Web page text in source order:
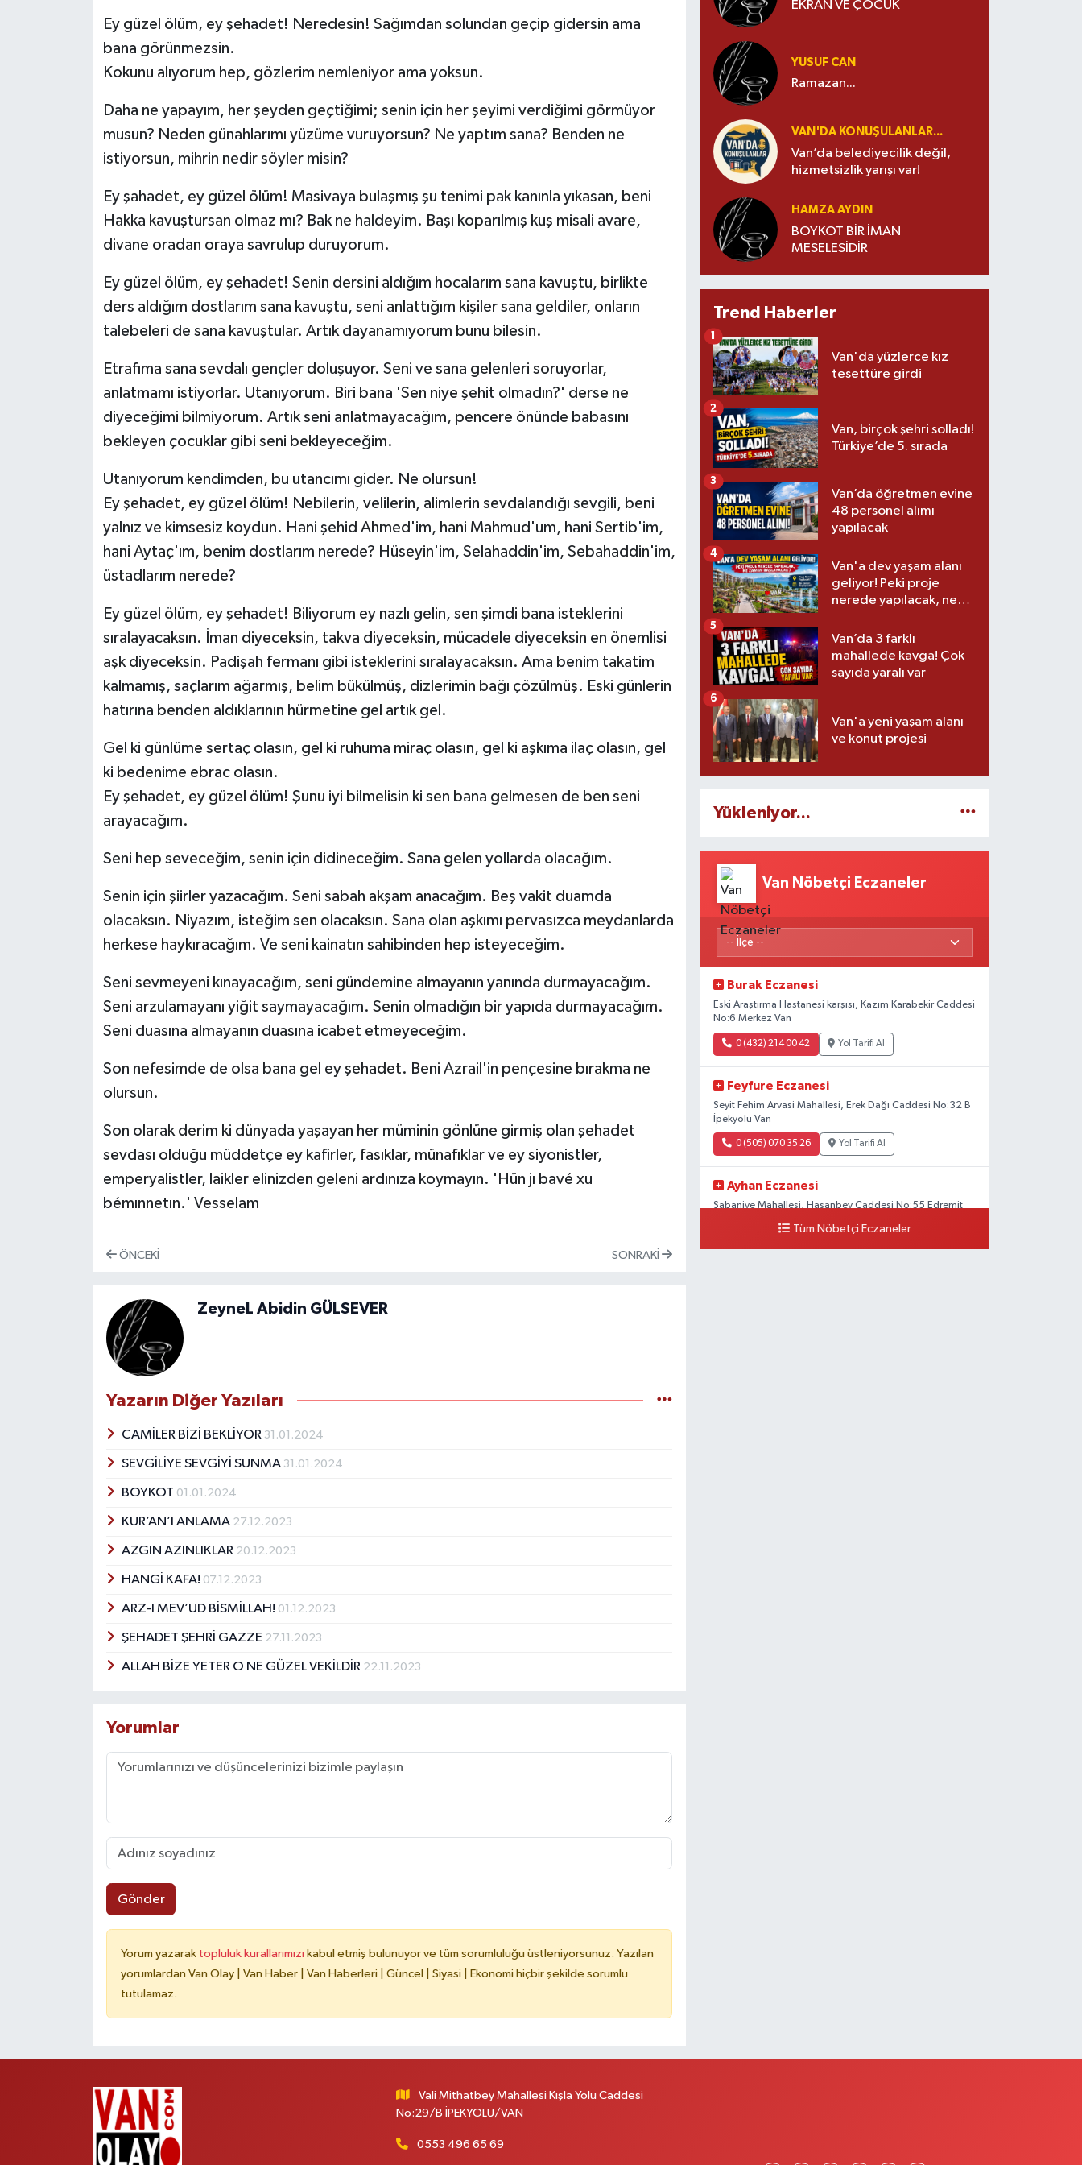
Ey güzel ölüm, ey şehadet! Neredesin! Sağımdan solundan geçip gidersin ama
bana görünmezsin.
Kokunu alıyorum hep, gözlerim nemleniyor ama yoksun.
Daha ne yapayım, her şeyden geçtiğimi; senin için her şeyimi verdiğimi görmüyor
musun? Neden günahlarımı yüzüme vuruyorsun? Ne yaptım sana? Benden ne
istiyorsun, mihrin nedir söyler misin?
Ey şahadet, ey güzel ölüm! Masivaya bulaşmış şu tenimi pak kanınla yıkasan, beni
Hakka kavuştursan olmaz mı? Bak ne haldeyim. Başı koparılmış kuş misali avare,
divane oradan oraya savrulup duruyorum.
Ey güzel ölüm, ey şehadet! Senin dersini aldığım hocalarım sana kavuştu, birlikte
ders aldığım dostlarım sana kavuştu, seni anlattığım kişiler sana geldiler, onların
talebeleri de sana kavuştular. Artık dayanamıyorum bunu bilesin.
Etrafıma sana sevdalı gençler doluşuyor. Seni ve sana gelenleri soruyorlar,
anlatmamı istiyorlar. Utanıyorum. Biri bana 'Sen niye şehit olmadın?' derse ne
diyeceğimi bilmiyorum. Artık seni anlatmayacağım, pencere önünde babasını
bekleyen çocuklar gibi seni bekleyeceğim.
Utanıyorum kendimden, bu utancımı gider. Ne olursun!
Ey şehadet, ey güzel ölüm! Nebilerin, velilerin, alimlerin sevdalandığı sevgili, beni
yalnız ve kimsesiz koydun. Hani şehid Ahmed'im, hani Mahmud'um, hani Sertib'im,
hani Aytaç'ım, benim dostlarım nerede? Hüseyin'im, Selahaddin'im, Sebahaddin'im,
üstadlarım nerede?
Ey güzel ölüm, ey şehadet! Biliyorum ey nazlı gelin, sen şimdi bana isteklerini
sıralayacaksın. İman diyeceksin, takva diyeceksin, mücadele diyeceksin en önemlisi
aşk diyeceksin. Padişah fermanı gibi isteklerini sıralayacaksın. Ama benim takatim
kalmamış, saçlarım ağarmış, belim bükülmüş, dizlerimin bağı çözülmüş. Eski günlerin
hatırına benden aldıklarının hürmetine gel artık gel.
Gel ki günlüme sertaç olasın, gel ki ruhuma miraç olasın, gel ki aşkıma ilaç olasın, gel
ki bedenime ebrac olasın.
Ey şehadet, ey güzel ölüm! Şunu iyi bilmelisin ki sen bana gelmesen de ben seni
arayacağım.
Seni hep seveceğim, senin için didineceğim. Sana gelen yollarda olacağım.
Senin için şiirler yazacağım. Seni sabah akşam anacağım. Beş vakit duamda
olacaksın. Niyazım, isteğim sen olacaksın. Sana olan aşkımı pervasızca meydanlarda
herkese haykıracağım. Ve seni kainatın sahibinden hep isteyeceğim.
Seni sevmeyeni kınayacağım, seni gündemine almayanın yanında durmayacağım.
Seni arzulamayanı yiğit saymayacağım. Senin olmadığın bir yapıda durmayacağım.
Seni duasına almayanın duasına icabet etmeyeceğim.
Son nefesimde de olsa bana gel ey şehadet. Beni Azrail'in pençesine bırakma ne
olursun.
Son olarak derim ki dünyada yaşayan her müminin gönlüne girmiş olan şehadet
sevdası olduğu müddetçe ey kafirler, fasıklar, münafıklar ve ey siyonistler,
emperyalistler, laikler elinizden geleni ardınıza koymayın. 'Hün jı bavé xu
bémınnetın.' Vesselam
ÖNCEKI SONRAKI
ZeyneL Abidin GÜLSEVER
Yazarın Diğer Yazıları
CAMİLER BİZİ BEKLİYOR 31.01.2024
SEVGİLİYE SEVGİYİ SUNMA 31.01.2024
BOYKOT 01.01.2024
KUR’AN’I ANLAMA 27.12.2023
AZGIN AZINLIKLAR 20.12.2023
HANGİ KAFA! 07.12.2023
ARZ-I MEV’UD BİSMİLLAH! 01.12.2023
ŞEHADET ŞEHRİ GAZZE 27.11.2023
ALLAH BİZE YETER O NE GÜZEL VEKİLDİR 22.11.2023
Yorumlar
Gönder
Yorum yazarak topluluk kurallarımızı kabul etmiş bulunuyor ve tüm sorumluluğu üstleniyorsunuz. Yazılan
yorumlardan Van Olay | Van Haber | Van Haberleri | Güncel | Siyasi | Ekonomi hiçbir şekilde sorumlu
tutulamaz.
EKRAN VE ÇOCUK
YUSUF CAN
Ramazan...
VAN'DA KONUŞULANLAR...
Van’da belediyecilik değil,
hizmetsizlik yarışı var!
HAMZA AYDIN
BOYKOT BİR İMAN
MESELESİDİR
Trend Haberler
Van'da yüzlerce kız
tesettüre girdi
1
Van, birçok şehri solladı!
Türkiye’de 5. sırada
2
Van’da öğretmen evine
48 personel alımı
yapılacak
3
Van'a dev yaşam alanı
geliyor! Peki proje
nerede yapılacak, ne
4
Van’da 3 farklı
mahallede kavga! Çok
sayıda yaralı var
5
Van'a yeni yaşam alanı
ve konut projesi
6
Yükleniyor...
Van Nöbetçi Eczaneler
Burak Eczanesi
Eski Araştırma Hastanesi karşısı, Kazım Karabekir Caddesi
No:6 Merkez Van
0 (432) 214 00 42 Yol Tarifi Al
Feyfure Eczanesi
Seyit Fehim Arvasi Mahallesi, Erek Dağı Caddesi No:32 B
İpekyolu Van
0 (505) 070 35 26 Yol Tarifi Al
Ayhan Eczanesi
Şabaniye Mahallesi, Hasanbey Caddesi No:55 Edremit
Tüm Nöbetçi Eczaneler
Vali Mithatbey Mahallesi Kışla Yolu Caddesi
No:29/B İPEKYOLU/VAN
0553 496 65 69
RESMİ İLANLAR